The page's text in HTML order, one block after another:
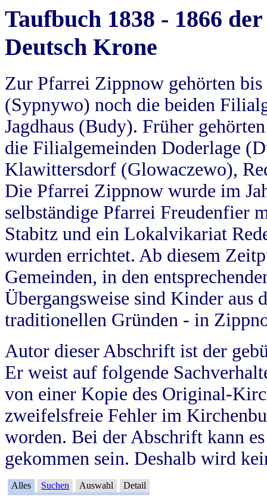
Taufbuch 1838 - 1866
Deutsch Krone
Zur Pfarrei Zippnow gehörten
(Sypnywo) noch die beiden
Jagdhaus (Budy). Früher
die Filialgemeinden Doderlage
Klawittersdorf (Glowaczewo),
Die Pfarrei Zippnow wurde im
selbständige Pfarrei Freudenfier
Stabitz und ein Lokalvikariat
wurden errichtet. Ab diesem
Gemeinden, in den
Übergangsweise sind Kinder aus
traditionellen Gründen - in
Autor dieser Abschrift ist der
Er weist auf folgende
von einer Kopie des Original-
zweifelsfreie Fehler im
worden. Bei der Abschrift kann
gekommen sein. Deshalb wird
Alles Suchen Auswahl Detail